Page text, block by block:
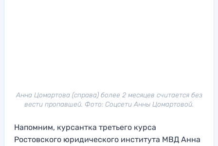
Анна Цомартова (справа) более 2 месяцев считается без
вести пропавшей. Фото: Соцсети Анны Цомартовой.
Напомним, курсантка третьего курса
Ростовского юридического института МВД Анна